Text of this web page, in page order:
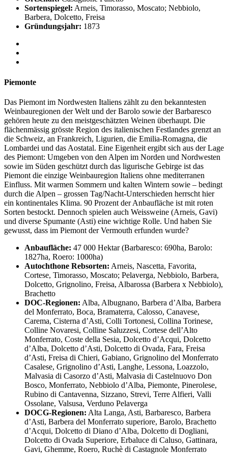
Sortenspiegel: Arneis, Timorasso, Moscato; Nebbiolo,
Barbera, Dolcetto, Freisa
Gründungsjahr: 1873
Piemonte
Das Piemont im Nordwesten Italiens zählt zu den bekanntesten
Weinbauregionen der Welt und der Barolo sowie der Barbaresco
gehören heute zu den meistgeschätzten Weinen überhaupt. Die
flächenmässig grösste Region des italienischen Festlandes grenzt an
die Schweiz, an Frankreich, Ligurien, die Emilia-Romagna, die
Lombardei und das Aostatal. Eine Eigenheit ergibt sich aus der Lage
des Piemont: Umgeben von den Alpen im Norden und Nordwesten
sowie im Süden geschützt durch das ligurische Gebirge ist das
Piemont die einzige Weinbauregion Italiens ohne mediterranen
Einfluss. Mit warmen Sommern und kalten Wintern sowie – bedingt
durch die Alpen – grossen Tag/Nacht-Unterschieden herrscht hier
ein kontinentales Klima. 90 Prozent der Anbaufläche ist mit roten
Sorten bestockt. Dennoch spielen auch Weissweine (Arneis, Gavi)
und diverse Spumante (Asti) eine wichtige Rolle. Und haben Sie
gewusst, dass im Piemont der Vermouth erfunden wurde?
Anbaufläche: 47 000 Hektar (Barbaresco: 690ha, Barolo:
1827ha, Roero: 1000ha)
Autochthone Rebsorten: Arneis, Nascetta, Favorita,
Cortese, Timorasso, Moscato; Pelaverga, Nebbiolo, Barbera,
Dolcetto, Grignolino, Freisa, Albarossa (Barbera x Nebbiolo),
Brachetto
DOC-Regionen: Alba, Albugnano, Barbera d’Alba, Barbera
del Monferrato, Boca, Bramaterra, Calosso, Canavese,
Carema, Cisterna d’Asti, Colli Tortonesi, Collina Torinese,
Colline Novaresi, Colline Saluzzesi, Cortese dell’Alto
Monferrato, Coste della Sesia, Dolcetto d’Acqui, Dolcetto
d’Alba, Dolcetto d’Asti, Dolcetto di Ovada, Fara, Freisa
d’Asti, Freisa di Chieri, Gabiano, Grignolino del Monferrato
Casalese, Grignolino d’Asti, Langhe, Lessona, Loazzolo,
Malvasia di Casorzo d’Asti, Malvasia di Castelnuovo Don
Bosco, Monferrato, Nebbiolo d’Alba, Piemonte, Pinerolese,
Rubino di Cantavenna, Sizzano, Strevi, Terre Alfieri, Valli
Ossolane, Valsusa, Verduno Pelaverga
DOCG-Regionen: Alta Langa, Asti, Barbaresco, Barbera
d’Asti, Barbera del Monferrato superiore, Barolo, Brachetto
d’Acqui, Dolcetto di Diano d’Alba, Dolcetto di Dogliani,
Dolcetto di Ovada Superiore, Erbaluce di Caluso, Gattinara,
Gavi, Ghemme, Roero, Ruchè di Castagnole Monferrato